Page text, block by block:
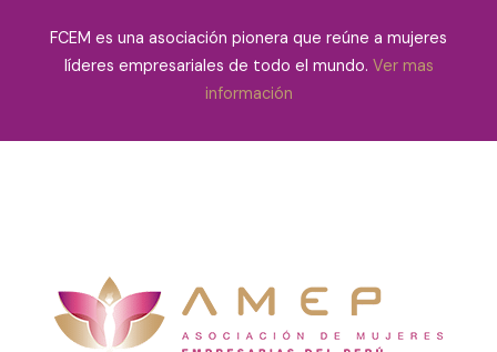
FCEM es una asociación pionera que reúne a mujeres
líderes empresariales de todo el mundo. Ver mas
información